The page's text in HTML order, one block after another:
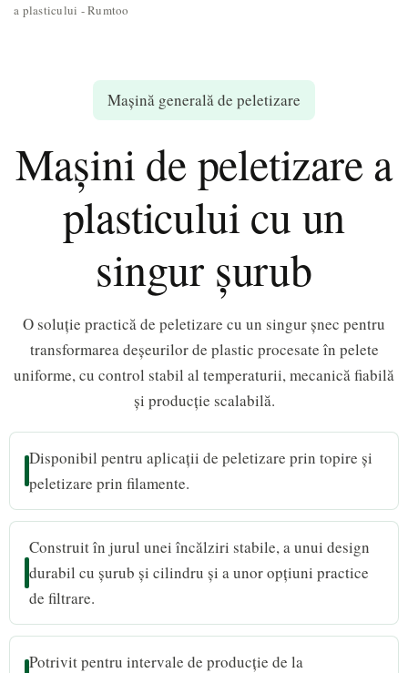
a plasticului - Rumtoo
Mașină generală de peletizare
Mașini de peletizare a
plasticului cu un
singur șurub
O soluție practică de peletizare cu un singur șnec pentru
transformarea deșeurilor de plastic procesate în pelete
uniforme, cu control stabil al temperaturii, mecanică fiabilă
și producție scalabilă.
Disponibil pentru aplicații de peletizare prin topire și
peletizare prin filamente.
Construit în jurul unei încălziri stabile, a unui design
durabil cu șurub și cilindru și a unor opțiuni practice
de filtrare.
Potrivit pentru intervale de producție de la